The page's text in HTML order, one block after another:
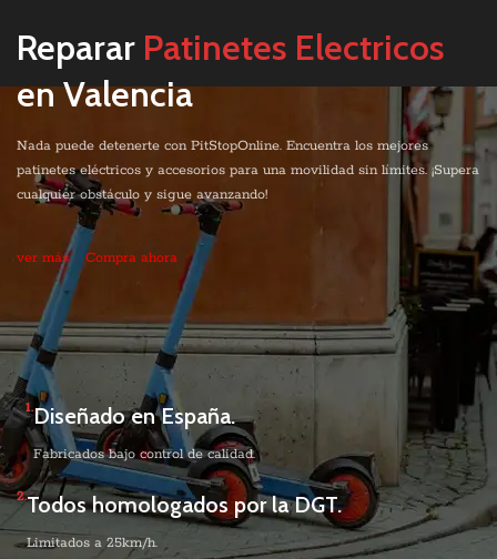
Reparar Patinetes Electricos
en Valencia
Nada puede detenerte con PitStopOnline. Encuentra los mejores
patinetes eléctricos y accesorios para una movilidad sin límites. ¡Supera
cualquier obstáculo y sigue avanzando!
ver más Compra ahora
1.Diseñado en España.
Fabricados bajo control de calidad.
2.Todos homologados por la DGT.
Limitados a 25km/h.